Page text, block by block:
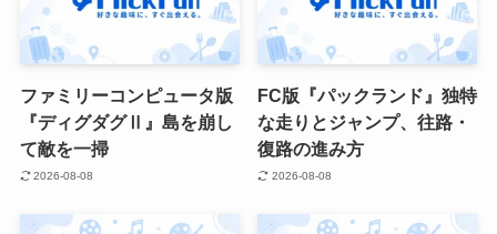
ファミリーコンピュータ版
『ディグダグⅡ』島を崩し
て敵を一掃
2026-08-08
FC版『パックランド』独特
な走りとジャンプ、往路・
復路の進み方
2026-08-08